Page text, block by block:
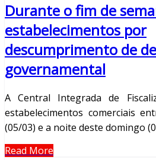
Durante o fim de
estabelecimentos por
descumprimento de
governamental
A Central Integrada de
estabelecimentos comerciais
(05/03) e a noite deste domingo
Read More